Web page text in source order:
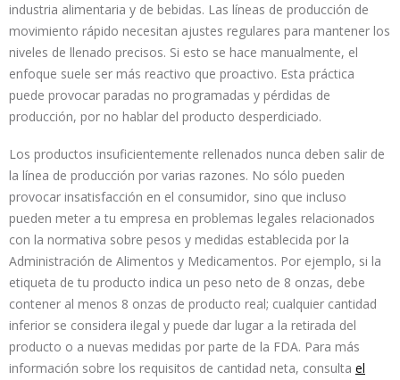
industria alimentaria y de bebidas. Las líneas de producción de
movimiento rápido necesitan ajustes regulares para mantener los
niveles de llenado precisos. Si esto se hace manualmente, el
enfoque suele ser más reactivo que proactivo. Esta práctica
puede provocar paradas no programadas y pérdidas de
producción, por no hablar del producto desperdiciado.
Los productos insuficientemente rellenados nunca deben salir de
la línea de producción por varias razones. No sólo pueden
provocar insatisfacción en el consumidor, sino que incluso
pueden meter a tu empresa en problemas legales relacionados
con la normativa sobre pesos y medidas establecida por la
Administración de Alimentos y Medicamentos. Por ejemplo, si la
etiqueta de tu producto indica un peso neto de 8 onzas, debe
contener al menos 8 onzas de producto real; cualquier cantidad
inferior se considera ilegal y puede dar lugar a la retirada del
producto o a nuevas medidas por parte de la FDA. Para más
información sobre los requisitos de cantidad neta, consulta el